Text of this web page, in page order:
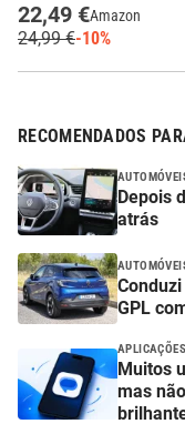
22,49 €Amazon
24,99 €-10%
RECOMENDADOS
Depois
atrás
GPL
APLICAÇÕES
Muitos
mas